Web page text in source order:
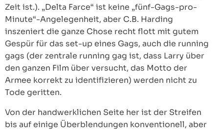
Zeit ist.). „Delta Farce“ ist keine „fünf-Gags-pro-
Minute“-Angelegenheit, aber C.B. Harding
inszeniert die ganze Chose recht flott mit gutem
Gespür für das set-up eines Gags, auch die running
gags (der zentrale running gag ist, dass Larry über
den ganzen Film über versucht, das Motto der
Armee korrekt zu identifizieren) werden nicht zu
Tode geritten.
Von der handwerklichen Seite her ist der Streifen
bis auf einige Überblendungen konventionell, aber